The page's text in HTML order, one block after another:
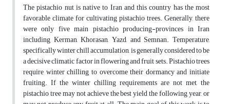
The pistachio nut is native to Iran and this country has the most
favorable climate for cultivating pistachio trees. Generally, there
were only five main pistachio producing-provinces in Iran
including Kerman, Khorasan, Yazd, and Semnan. Temperature,
specifically winter chill accumulation, is generally considered to be
a decisive climatic factor in flowering and fruit sets. Pistachio trees
require winter chilling to overcome their dormancy and initiate
fruiting. If the winter chilling requirements are not met, the
pistachio tree may not achieve the best yield the following year, or